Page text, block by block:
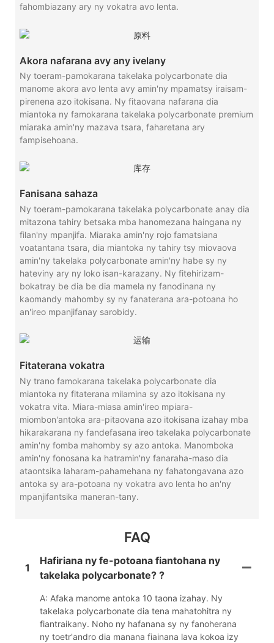
fahombiazany ary ny vokatra avo lenta.
Akora nafarana avy any ivelany
Ny toeram-pamokarana takelaka polycarbonate dia
manome akora avo lenta avy amin'ny mpamatsy iraisam-
pirenena azo itokisana. Ny fitaovana nafarana dia
miantoka ny famokarana takelaka polycarbonate premium
miaraka amin'ny mazava tsara, faharetana ary
fampisehoana.
Fanisana sahaza
Ny toeram-pamokarana takelaka polycarbonate anay dia
mitazona tahiry betsaka mba hanomezana haingana ny
filan'ny mpanjifa. Miaraka amin'ny rojo famatsiana
voatantana tsara, dia miantoka ny tahiry tsy miovaova
amin'ny takelaka polycarbonate amin'ny habe sy ny
hateviny ary ny loko isan-karazany. Ny fitehirizam-
bokatray be dia be dia mamela ny fanodinana ny
kaomandy mahomby sy ny fanaterana ara-potoana ho
an'ireo mpanjifanay sarobidy.
Fitaterana vokatra
Ny trano famokarana takelaka polycarbonate dia
miantoka ny fitaterana milamina sy azo itokisana ny
vokatra vita. Miara-miasa amin'ireo mpiara-
miombon'antoka ara-pitaovana azo itokisana izahay mba
hikarakarana ny fandefasana ireo takelaka polycarbonate
amin'ny fomba mahomby sy azo antoka. Manomboka
amin'ny fonosana ka hatramin'ny fanaraha-maso dia
ataontsika laharam-pahamehana ny fahatongavana azo
antoka sy ara-potoana ny vokatra avo lenta ho an'ny
mpanjifantsika maneran-tany.
FAQ
1
Hafiriana ny fe-potoana fiantohana ny
takelaka polycarbonate? ?
A: Afaka manome antoka 10 taona izahay. Ny
takelaka polycarbonate dia tena mahatohitra ny
fiantraikany. Noho ny hafanana sy ny fanoherana
ny toetr'andro dia manana fiainana lava kokoa izy